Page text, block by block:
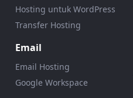
Hosting untuk WordPress
Transfer Hosting
Email
Email Hosting
Google Workspace